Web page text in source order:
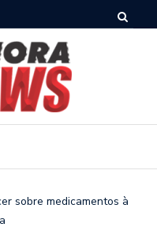
sobre medicamentos à